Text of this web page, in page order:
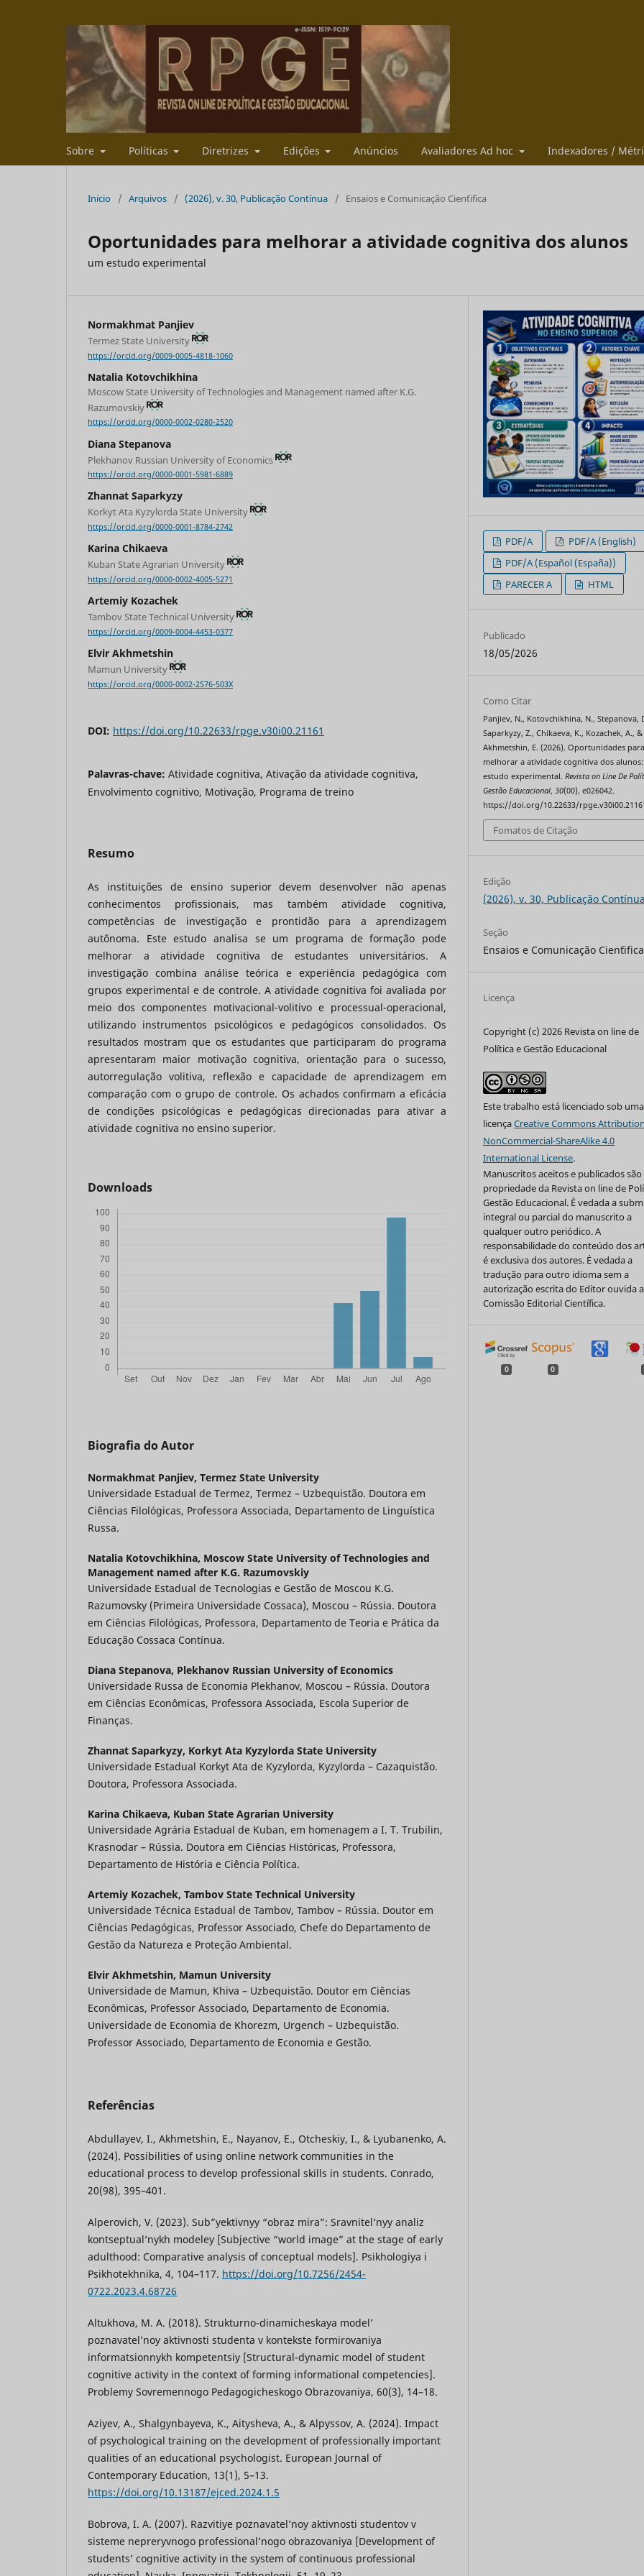
Sobre Políticas Diretrizes Edições Anúncios Avaliadores Ad hoc Indexadores /
Início / Arquivos / (2026), v. 30, Publicação Contínua / Ensaios e Comunicação Cien´tifica
Oportunidades para melhorar a atividade cognitiva dos alunos
um estudo experimental
Normakhmat Panjiev
Termez State University
https://orcid.org/0009-0005-4818-1060
Natalia Kotovchikhina
Moscow State University of Technologies and Management named after K.G.
Razumovskiy
https://orcid.org/0000-0002-0280-2520
Diana Stepanova
Plekhanov Russian University of Economics
https://orcid.org/0000-0001-5981-6889
Zhannat Saparkyzy
Korkyt Ata Kyzylorda State University
https://orcid.org/0000-0001-8784-2742
Karina Chikaeva
Kuban State Agrarian University
https://orcid.org/0000-0002-4005-5271
Artemiy Kozachek
Tambov State Technical University
https://orcid.org/0009-0004-4453-0377
Elvir Akhmetshin
Mamun University
https://orcid.org/0000-0002-2576-503X
DOI: https://doi.org/10.22633/rpge.v30i00.21161
Palavras-chave: Atividade cognitiva, Ativação da atividade cognitiva,
Envolvimento cognitivo, Motivação, Programa de treino
Resumo
As instituições de ensino superior devem desenvolver não apenas
conhecimentos profissionais, mas também atividade cognitiva,
competências de investigação e prontidão para a aprendizagem
autônoma. Este estudo analisa se um programa de formação pode
melhorar a atividade cognitiva de estudantes universitários. A
investigação combina análise teórica e experiência pedagógica com
grupos experimental e de controle. A atividade cognitiva foi avaliada por
meio dos componentes motivacional-volitivo e processual-operacional,
utilizando instrumentos psicológicos e pedagógicos consolidados. Os
resultados mostram que os estudantes que participaram do programa
apresentaram maior motivação cognitiva, orientação para o sucesso,
autorregulação volitiva, reflexão e capacidade de aprendizagem em
comparação com o grupo de controle. Os achados confirmam a eficácia
de condições psicológicas e pedagógicas direcionadas para ativar a
atividade cognitiva no ensino superior.
Downloads
Biografia do Autor
Normakhmat Panjiev, Termez State University
Universidade Estadual de Termez, Termez – Uzbequistão. Doutora em
Ciências Filológicas, Professora Associada, Departamento de Linguística
Russa.
Natalia Kotovchikhina, Moscow State University of Technologies and
Management named after K.G. Razumovskiy
Universidade Estadual de Tecnologias e Gestão de Moscou K.G.
Razumovsky (Primeira Universidade Cossaca), Moscou – Rússia. Doutora
em Ciências Filológicas, Professora, Departamento de Teoria e Prática da
Educação Cossaca Contínua.
Diana Stepanova, Plekhanov Russian University of Economics
Universidade Russa de Economia Plekhanov, Moscou – Rússia. Doutora
em Ciências Econômicas, Professora Associada, Escola Superior de
Finanças.
Zhannat Saparkyzy, Korkyt Ata Kyzylorda State University
Universidade Estadual Korkyt Ata de Kyzylorda, Kyzylorda – Cazaquistão.
Doutora, Professora Associada.
Karina Chikaeva, Kuban State Agrarian University
Universidade Agrária Estadual de Kuban, em homenagem a I. T. Trubilin,
Krasnodar – Rússia. Doutora em Ciências Históricas, Professora,
Departamento de História e Ciência Política.
Artemiy Kozachek, Tambov State Technical University
Universidade Técnica Estadual de Tambov, Tambov – Rússia. Doutor em
Ciências Pedagógicas, Professor Associado, Chefe do Departamento de
Gestão da Natureza e Proteção Ambiental.
Elvir Akhmetshin, Mamun University
Universidade de Mamun, Khiva – Uzbequistão. Doutor em Ciências
Econômicas, Professor Associado, Departamento de Economia.
Universidade de Economia de Khorezm, Urgench – Uzbequistão.
Professor Associado, Departamento de Economia e Gestão.
Referências
Abdullayev, I., Akhmetshin, E., Nayanov, E., Otcheskiy, I., & Lyubanenko, A.
(2024). Possibilities of using online network communities in the
educational process to develop professional skills in students. Conrado,
20(98), 395–401.
Alperovich, V. (2023). Sub”yektivnyy “obraz mira”: Sravnitel’nyy analiz
kontseptual’nykh modeley [Subjective “world image” at the stage of early
adulthood: Comparative analysis of conceptual models]. Psikhologiya i
Psikhotekhnika, 4, 104–117. https://doi.org/10.7256/2454-
0722.2023.4.68726
Altukhova, M. A. (2018). Strukturno-dinamicheskaya model’
poznavatel’noy aktivnosti studenta v kontekste formirovaniya
informatsionnykh kompetentsiy [Structural-dynamic model of student
cognitive activity in the context of forming informational competencies].
Problemy Sovremennogo Pedagogicheskogo Obrazovaniya, 60(3), 14–18.
Aziyev, A., Shalgynbayeva, K., Aitysheva, A., & Alpyssov, A. (2024). Impact
of psychological training on the development of professionally important
qualities of an educational psychologist. European Journal of
Contemporary Education, 13(1), 5–13.
https://doi.org/10.13187/ejced.2024.1.5
Bobrova, I. A. (2007). Razvitiye poznavatel’noy aktivnosti studentov v
sisteme nepreryvnogo professional’nogo obrazovaniya [Development of
students’ cognitive activity in the system of continuous professional
PDF/A
PDF/A (English)
PDF/A (Español (España))
PARECER A
HTML
Publicado
18/05/2026
Como Citar
Panjiev, N., Kotovchikhina, N., Stepanova,
Saparkyzy, Z., Chikaeva, K., Kozachek, A., &
Akhmetshin, E. (2026). Oportunidades para
melhorar a atividade cognitiva dos
estudo experimental.Revista on Line De
Gestão Educacional,30(00), e026042.
https://doi.org/10.22633/
Fomatos de Citação
Edição
(2026), v. 30, Publicação Contínua
Seção
Ensaios e Comunicação Cien´tifica
Licença
Copyright (c) 2026 Revista on line de
Política e Gestão Educacional
Este trabalho está licenciado sob uma
licençaCreative Commons
NonCommercial-ShareAlike 4.0
International License.
Manuscritos aceitos e publicados são
propriedade da Revista on line de
Gestão Educacional. É vedada a
integral ou parcial do manuscrito a
qualquer outro periódico. A
responsabilidade do conteúdo dos
é exclusiva dos autores. É vedada a
tradução para outro idioma sem a
autorização escrita do Editor ouvida a
Comissão Editorial Científica.
0 0